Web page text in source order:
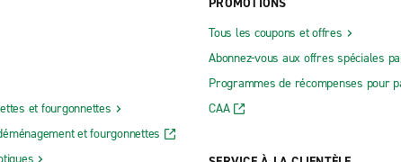
et fourgonnettes
et fourgonnettes
Tous les coupons et offres
Abonnez-vous aux offres spéciales
Programmes de récompenses pour
CAA